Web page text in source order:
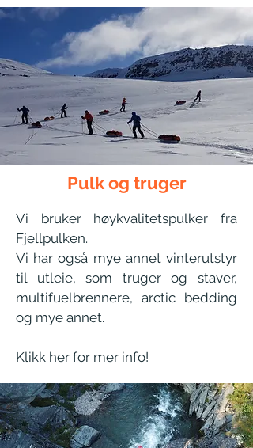
Pulk og truger
Vi bruker høykvalitetspulker fra
Fjellpulken.
Vi har også mye annet vinterutstyr
til utleie, som truger og staver,
multifuelbrennere, arctic bedding
og mye annet.
Klikk her for mer info!